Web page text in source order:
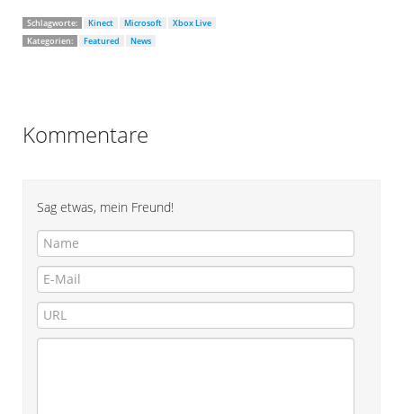
Schlagworte: Kinect Microsoft
Xbox Live
Kategorien:
Featured News
Kommentare
Sag etwas, mein Freund!